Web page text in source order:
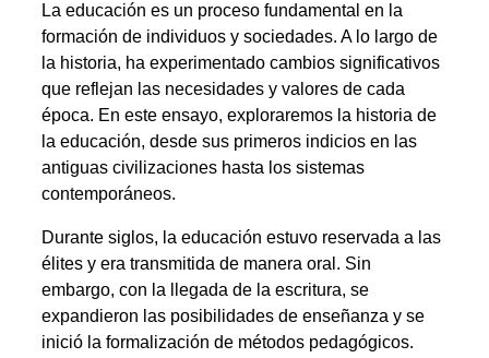
La educación es un proceso fundamental en la
formación de individuos y sociedades. A lo largo de
la historia, ha experimentado cambios significativos
que reflejan las necesidades y valores de cada
época. En este ensayo, exploraremos la historia de
la educación, desde sus primeros indicios en las
antiguas civilizaciones hasta los sistemas
contemporáneos.
Durante siglos, la educación estuvo reservada a las
élites y era transmitida de manera oral. Sin
embargo, con la llegada de la escritura, se
expandieron las posibilidades de enseñanza y se
inició la formalización de métodos pedagógicos.